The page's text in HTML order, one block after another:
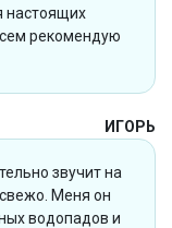
настоящих
рекомендую
ИГОРЬ
звучит на
Меня он
водопадов и